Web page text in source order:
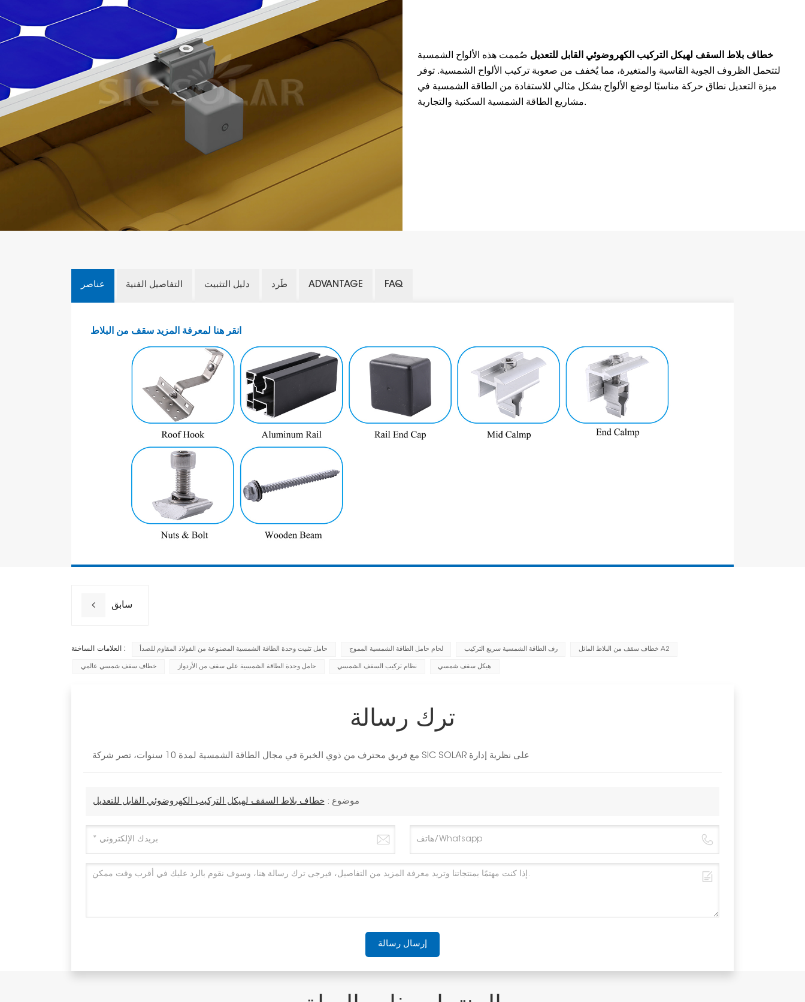
خطاف بلاط السقف لهيكل التركيب الكهروضوئي القابل للتعديل صُممت هذه الألواح الشمسية
لتتحمل الظروف الجوية القاسية والمتغيرة، مما يُخفف من صعوبة تركيب الألواح الشمسية. توفر
ميزة التعديل نطاق حركة مناسبًا لوضع الألواح بشكل مثالي للاستفادة من الطاقة الشمسية في
مشاريع الطاقة الشمسية السكنية والتجارية.
عناصر التفاصيل الفنية دليل التثبيت طَرد ADVANTAGE FAQ
انقر هنا لمعرفة المزيدسقف من البلاط
سابق
العلامات الساخنة : حامل تثبيت وحدة الطاقة الشمسية المصنوعة من الفولاذ المقاوم للصدأ لحام حامل الطاقة الشمسية المموج رف الطاقة الشمسية سريع التركيب خطاف سقف من البلاط المائل A2
خطاف سقف شمسي عالمي حامل وحدة الطاقة الشمسية على سقف من الأردواز نظام تركيب السقف الشمسي هيكل سقف شمسي
ترك رسالة
مع فريق محترف من ذوي الخبرة في مجال الطاقة الشمسية لمدة 10 سنوات، تصر شركة SIC SOLAR على نظرية إدارة
موضوع : خطاف بلاط السقف لهيكل التركيب الكهروضوئي القابل للتعديل
إرسال رسالة